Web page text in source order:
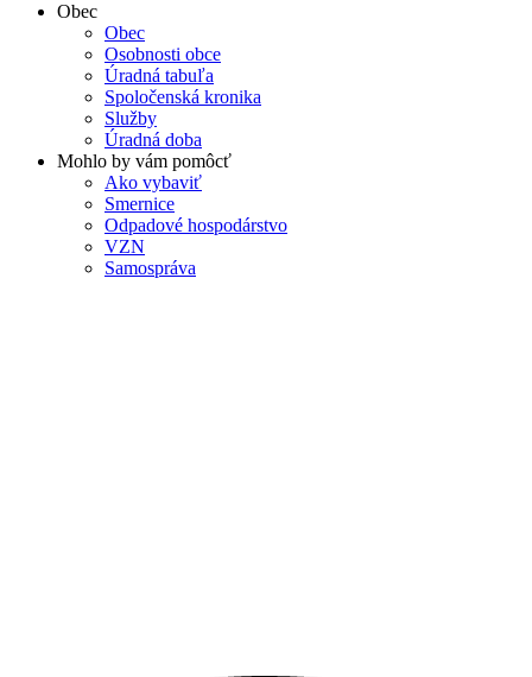
Obec
Obec
Osobnosti obce
Úradná tabuľa
Spoločenská kronika
Služby
Úradná doba
Mohlo by vám pomôcť
Ako vybaviť
Smernice
Odpadové hospodárstvo
VZN
Samospráva